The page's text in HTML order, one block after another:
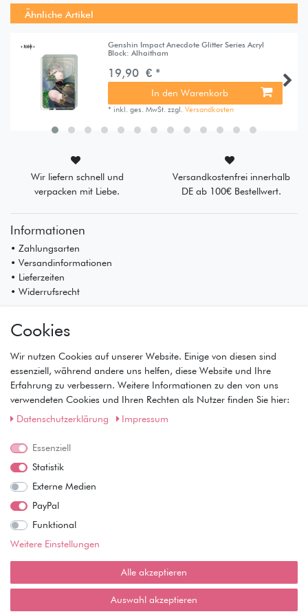
Ähnliche Artikel
Genshin Impact Anecdote Glitter Series Acryl
Block: Alhaitham
19,90 € *
In den Warenkorb
* inkl. ges. MwSt. zzgl.Versandkosten
Wir liefern schnell und
verpacken mit Liebe.
Versandkostenfrei innerhalb
DE ab 100€ Bestellwert.
Informationen
• Zahlungsarten
• Versandinformationen
• Lieferzeiten
• Widerrufsrecht
• Registrierung
• Warenkorb
• Kasse
• Wunschliste
Service
• Datenschutz
• AGB
Wie läuft der Versand ab?
Kann ich meine Bestellung abholen?
Ist die Ware neuverpackt?
Muss ich Vorbesteller-Artikel sofort bezahlen?
Cookies
Wir nutzen Cookies auf unserer Website. Einige von diesen sind
essenziell, während andere uns helfen, diese Website und Ihre
Erfahrung zu verbessern. Weitere Informationen zu den von uns
verwendeten Cookies und Ihren Rechten als Nutzer finden Sie hier:
Daten­schutz­erklärung
Impressum
Essenziell
Statistik
Externe Medien
PayPal
Funktional
Weitere Einstellungen
Alle akzeptieren
Auswahl akzeptieren